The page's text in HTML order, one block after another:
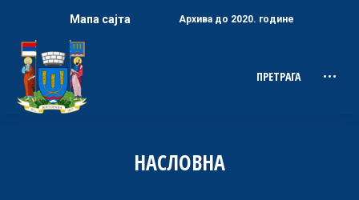
Мапа сајта Архива до 2020. године
Search:
ПРЕТРАГА
НАСЛОВНА